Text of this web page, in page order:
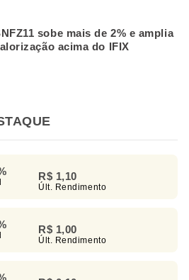
sobe mais de 2% e amplia
acima do IFIX
R$ 1,10
Últ. Rendimento
R$ 1,00
Últ. Rendimento